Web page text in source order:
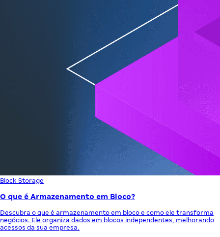
Block Storage
O que é Armazenamento em Bloco?
Descubra o que é armazenamento em bloco e como ele transforma
negócios. Ele organiza dados em blocos independentes, melhorando
acessos da sua empresa.